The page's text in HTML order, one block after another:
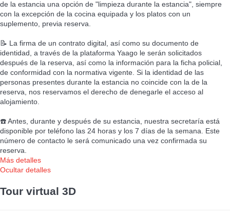
de la estancia una opción de "limpieza durante la estancia", siempre
con la excepción de la cocina equipada y los platos con un
suplemento, previa reserva.
📝 La firma de un contrato digital, así como su documento de
identidad, a través de la plataforma Yaago le serán solicitados
después de la reserva, así como la información para la ficha policial,
de conformidad con la normativa vigente. Si la identidad de las
personas presentes durante la estancia no coincide con la de la
reserva, nos reservamos el derecho de denegarle el acceso al
alojamiento.
☎️ Antes, durante y después de su estancia, nuestra secretaría está
disponible por teléfono las 24 horas y los 7 días de la semana. Este
número de contacto le será comunicado una vez confirmada su
reserva.
Más detalles
Ocultar detalles
Tour virtual 3D